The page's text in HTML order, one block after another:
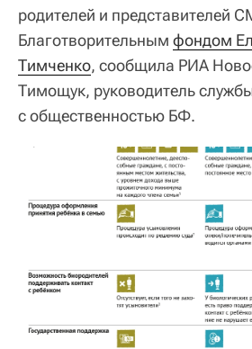
родителей и представителей
Благотворительным фондом
Тимченко, сообщила РИА
Тимощук, руководитель
с общественностью БФ.